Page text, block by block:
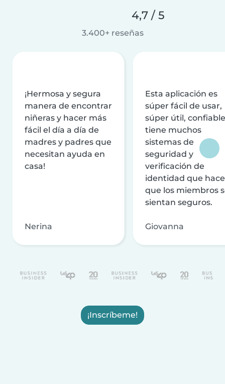
4,7 / 5
3.400+ reseñas
¡Hermosa y segura
manera de encontrar
niñeras y hacer más
fácil el día a día de
madres y padres que
necesitan ayuda en
casa!
Nerina
Esta aplicación es
súper fácil de usar,
súper útil,
tiene muchos
sistemas de
seguridad y
verificación de
identidad que
que los miembros
sientan seguros.
Giovanna
¡Inscríbeme!